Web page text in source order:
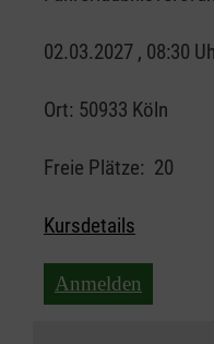
02.03.2027 , 08:30
Ort: 50933 Köln
Freie Plätze: 20
Kursdetails
Anmelden